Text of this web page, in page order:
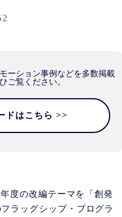
ーション事例などを多数掲載
ご覧ください。
ドはこちら >>
度の改編テーマを「創発
ラッグシップ・プログラ